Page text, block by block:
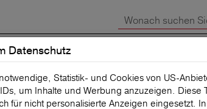
SCHADEN MELDEN
Datenschutz
Statistik- und Cookies von US-
um Inhalte und Werbung anzuzeigen.
für nicht personalisierte Anzeigen eingesetzt.